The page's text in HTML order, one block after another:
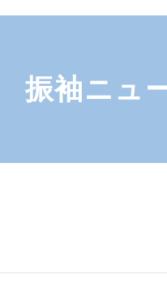
振袖ニュ